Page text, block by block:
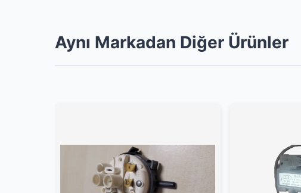
Aynı Markadan Diğer Ürünler